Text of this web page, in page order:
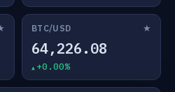
BTC/USD ★
64,226.08
+0.00%